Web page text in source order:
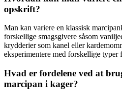
opskrift?
Man kan variere en klassisk
forskellige smagsgivere såsom
krydderier som kanel eller
eksperimentere med forskellige typer
Hvad er fordelene ved at
marcipan i kager?